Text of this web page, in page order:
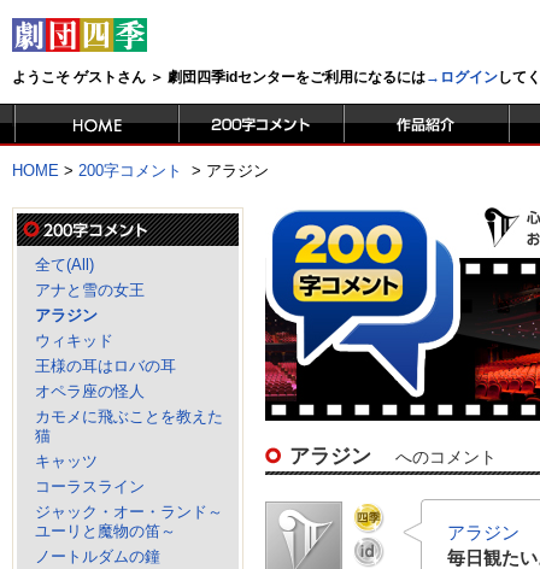
ようこそ ゲストさん ＞ 劇団四季idセンターをご利用になるには→ログインして
HOME > 200字コメント > アラジン
全て(All)
アナと雪の女王
アラジン
ウィキッド
王様の耳はロバの耳
オペラ座の怪人
カモメに飛ぶことを教えた
猫
キャッツ
コーラスライン
ジャック・オー・ランド～
ユーリと魔物の笛～
ノートルダムの鐘
アラジン へのコメント
アラジン
毎日観た